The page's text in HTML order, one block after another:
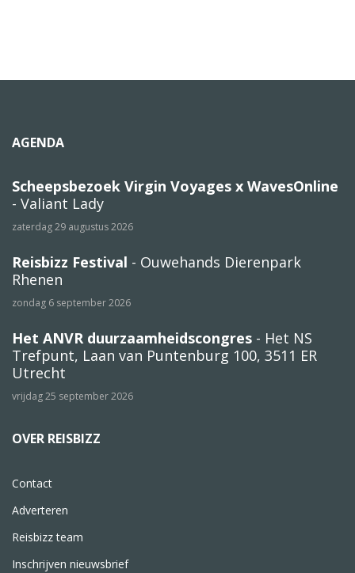
AGENDA
Scheepsbezoek Virgin Voyages x WavesOnline
- Valiant Lady
zaterdag 29 augustus 2026
Reisbizz Festival - Ouwehands Dierenpark
Rhenen
zondag 6 september 2026
Het ANVR duurzaamheidscongres - Het NS
Trefpunt, Laan van Puntenburg 100, 3511 ER
Utrecht
vrijdag 25 september 2026
OVER REISBIZZ
Contact
Adverteren
Reisbizz team
Inschrijven nieuwsbrief